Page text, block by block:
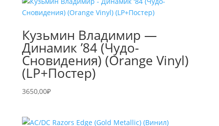
Кузьмин Владимир —
Динамик ’84 (Чудо-
Сновидения) (Orange Vinyl)
(LP+Постер)
3650,00₽